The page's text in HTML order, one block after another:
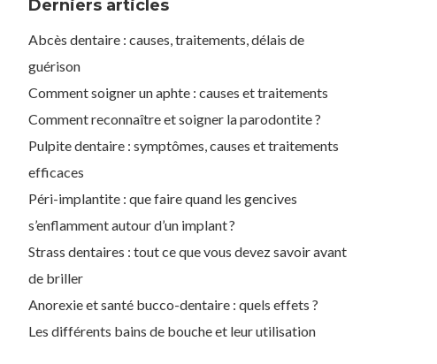
Derniers articles
Abcès dentaire : causes, traitements, délais de
guérison
Comment soigner un aphte : causes et traitements
Comment reconnaître et soigner la parodontite ?
Pulpite dentaire : symptômes, causes et traitements
efficaces
Péri-implantite : que faire quand les gencives
s’enflamment autour d’un implant ?
Strass dentaires : tout ce que vous devez savoir avant
de briller
Anorexie et santé bucco-dentaire : quels effets ?
Les différents bains de bouche et leur utilisation